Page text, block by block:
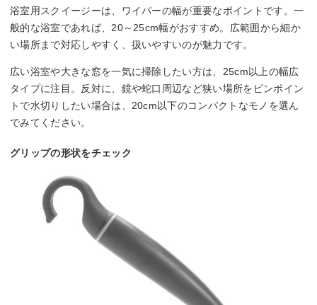
浴室用スクイージーは、ワイパーの幅が重要なポイントです。一
般的な浴室であれば、20～25cm幅がおすすめ。広範囲から細か
い場所まで対応しやすく、扱いやすいのが魅力です。
広い浴室や大きな窓を一気に掃除したい方は、25cm以上の幅広
タイプに注目。反対に、鏡や蛇口周辺など狭い場所をピンポイン
トで水切りしたい場合は、20cm以下のコンパクトなモノを選ん
でみてください。
グリップの形状をチェック